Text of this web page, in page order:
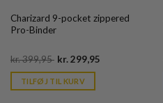
Charizard 9-pocket zippered
Pro-Binder
kr.399,95 Original
was:
kr. 399,95.
kr.299,95
TILFØJ TIL KURV